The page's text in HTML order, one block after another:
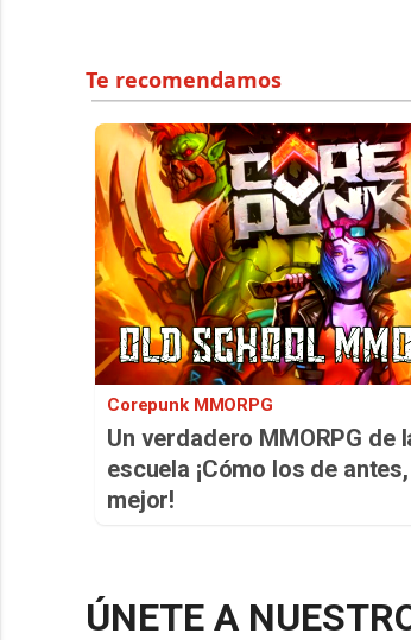
Corepunk MMORPG
Un verdadero MMORPG de
escuela ¡Cómo los de
mejor!
ÚNETE A